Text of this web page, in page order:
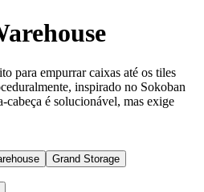
para empurrar caixas até os tiles
inspirado no Sokoban
é solucionável, mas exige
Grand Storage